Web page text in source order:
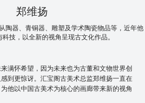
郑维扬
陶器、青铜器、雕塑及学术陶瓷物品等，近年他
技，以全新的视角呈现古文化作品。
满怀希望，因为未来也为古董和文物世界创
到更惊讶。汇宝阁古美术总监郑维扬一直在
他以中国古美术为核心的画廊带来新的视角